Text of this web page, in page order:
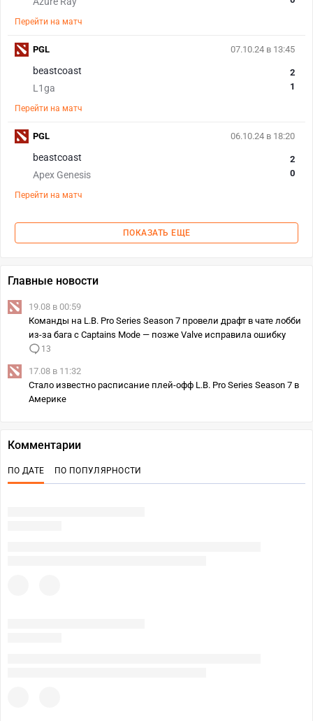
Перейти на матч
07.10.24 в 13:45
beastcoast
L1ga
2
1
Перейти на матч
PGL
06.10.24 в 18:20
beastcoast
Apex Genesis
2
0
Перейти на матч
PGL
ПОКАЗАТЬ ЕЩЕ
Главные новости
19.08 в 00:59
Команды на L.B. Pro Series Season 7 провели драфт в чате лобби
из-за бага с Captains Mode — позже Valve исправила ошибку
13
17.08 в 11:32
Стало известно расписание плей‑офф L.B. Pro Series Season 7 в
Америке
Комментарии
ПО ДАТЕ ПО ПОПУЛЯРНОСТИ